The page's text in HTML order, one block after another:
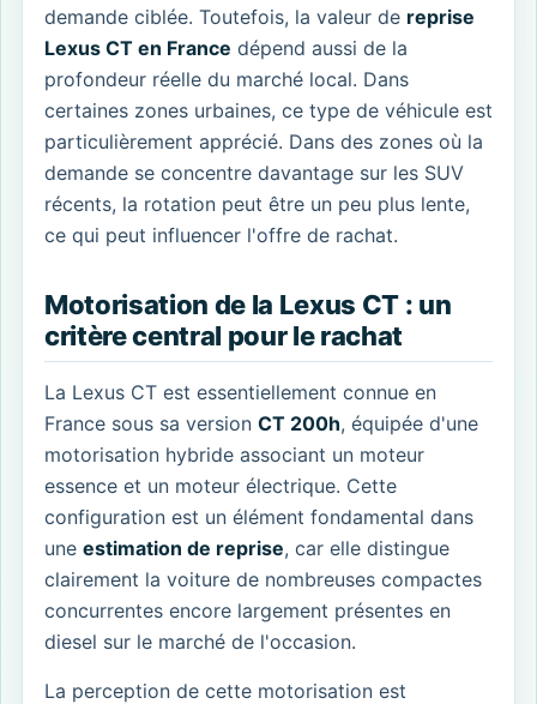
demande ciblée. Toutefois, la valeur de reprise
Lexus CT en France dépend aussi de la
profondeur réelle du marché local. Dans
certaines zones urbaines, ce type de véhicule est
particulièrement apprécié. Dans des zones où la
demande se concentre davantage sur les SUV
récents, la rotation peut être un peu plus lente,
ce qui peut influencer l'offre de rachat.
Motorisation de la Lexus CT : un
critère central pour le rachat
La Lexus CT est essentiellement connue en
France sous sa version CT 200h, équipée d'une
motorisation hybride associant un moteur
essence et un moteur électrique. Cette
configuration est un élément fondamental dans
une estimation de reprise, car elle distingue
clairement la voiture de nombreuses compactes
concurrentes encore largement présentes en
diesel sur le marché de l'occasion.
La perception de cette motorisation est